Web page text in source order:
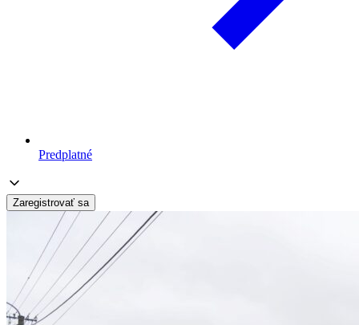
Predplatné
Zaregistrovať sa